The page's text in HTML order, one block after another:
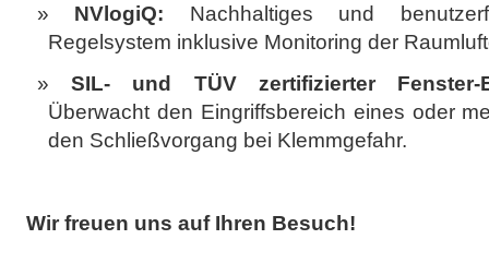
NVlogiQ: Nachhaltiges und
Regelsystem inklusive Monitoring der
SIL- und TÜV zertifizierter Fenster-
Überwacht den Eingriffsbereich eines oder
den Schließvorgang bei Klemmgefahr.
Wir freuen uns auf Ihren Besuch!